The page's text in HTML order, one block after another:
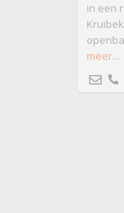
in een
meer...